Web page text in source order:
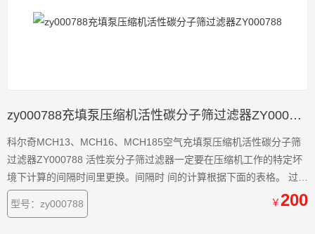
zy000788充填泵压缩机活性碳分子筛过滤器ZY000788
科尔奇MCH13、MCH16、MCH185空气充填泵压缩机活性碳分子筛
过滤器ZY000788 活性炭分子筛过滤器一定要在压缩机工作的特定坏
境下计算的间隔时间里更换。间隔时 间的计算根据下面的表格。 过滤
器必须在出口气体变得难闻前更换。
型号：zy000788
￥200